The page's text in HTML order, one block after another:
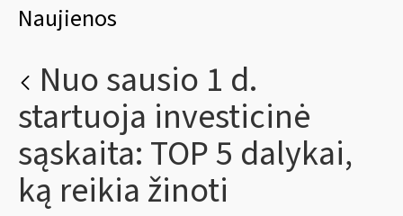
Naujienos
Nuo sausio 1 d.
startuoja investicinė
sąskaita: TOP 5 dalykai,
ką reikia žinoti